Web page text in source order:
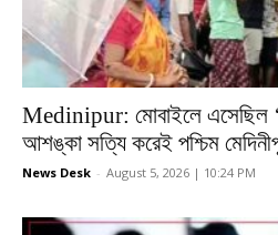
Medinipur: মোবাইলে এসেছিল
আশঙ্কা সত্যি করেই পশ্চিম
News Desk - August 5, 2026 | 10:24 PM